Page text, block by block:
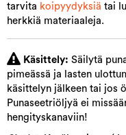
tarvita koipyydyksiä tai
herkkiä materiaaleja.
Käsittely: Säilytä
pimeässä ja lasten
käsittelyn jälkeen tai jos
Punaseetriöljyä ei
hengityskanaviin!